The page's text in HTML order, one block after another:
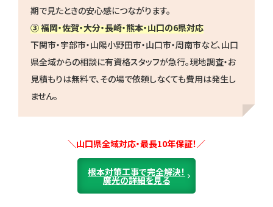
期で見たときの安心感につながります。
③ 福岡・佐賀・大分・長崎・熊本・山口の6県対応
下関市・宇部市・山陽小野田市・山口市・周南市など、山口
県全域からの相談に有資格スタッフが急行。現地調査・お
見積もりは無料で、その場で依頼しなくても費用は発生し
ません。
＼山口県全域対応・最長10年保証！／
根本対策工事で完全解決！
廣光の詳細を見る